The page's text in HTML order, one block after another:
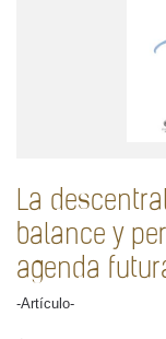
La
balance y
agenda
-Artículo-